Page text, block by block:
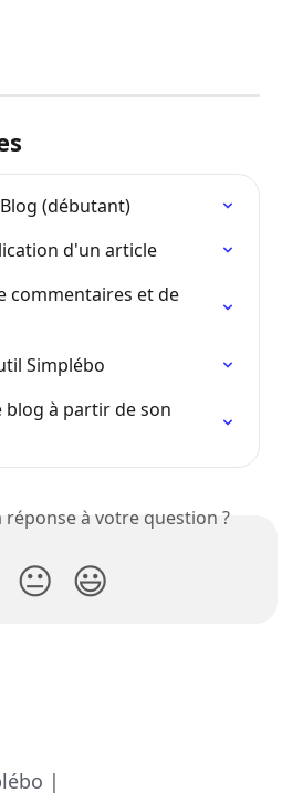
(débutant)
d'un article
commentaires et de
Simplébo
à partir de son
réponse à votre question ?
😐 😃